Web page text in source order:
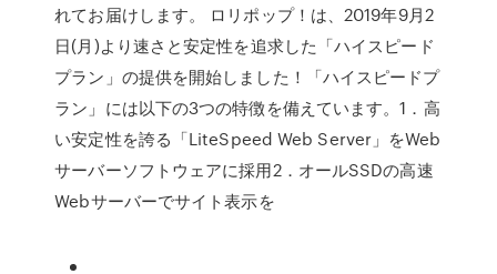
れてお届けします。 ロリポップ！は、2019年9月2
日(月)より速さと安定性を追求した「ハイスピード
プラン」の提供を開始しました！「ハイスピードプ
ラン」には以下の3つの特徴を備えています。1．高
い安定性を誇る「LiteSpeed Web Server」をWeb
サーバーソフトウェアに採用2．オールSSDの高速
Webサーバーでサイト表示を